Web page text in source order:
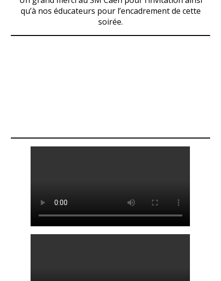
qu’à nos éducateurs pour l’encadrement de cette
soirée.